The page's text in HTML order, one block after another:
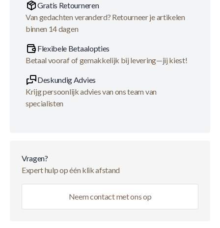
Gratis Retourneren
Van gedachten veranderd? Retourneer je artikelen
binnen 14 dagen
Flexibele Betaalopties
Betaal vooraf of gemakkelijk bij levering—jij kiest!
Deskundig Advies
Krijg persoonlijk advies van ons team van
specialisten
Vragen?
Expert hulp op één klik afstand
Neem contact met ons op